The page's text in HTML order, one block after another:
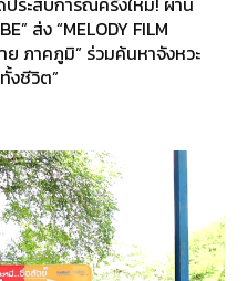
ส่ง “MELODY FILM
ย ภาคภูมิ” ร่วมค้นหาจังหวะ
งชีวิต”